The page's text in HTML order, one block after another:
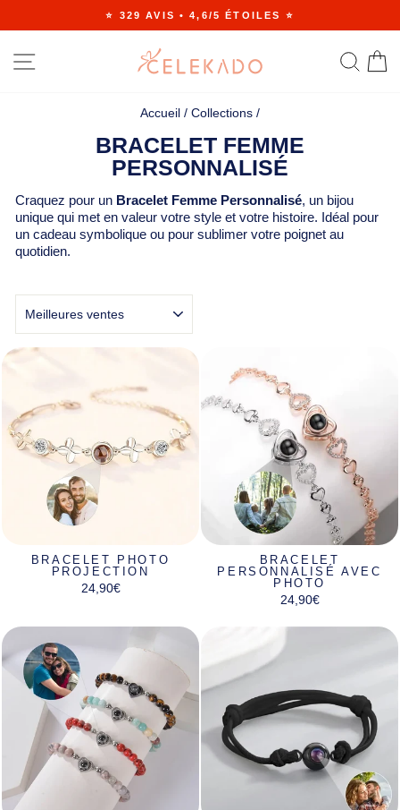
Diaporama
⭐ 329 AVIS • 4,6/5 ÉTOILES ⭐
NAVIGATION
Accueil / Collections /
BRACELET FEMME
PERSONNALISÉ
Craquez pour un Bracelet Femme Personnalisé, un bijou
unique qui met en valeur votre style et votre histoire. Idéal pour
un cadeau symbolique ou pour sublimer votre poignet au
quotidien.
BRACELET PHOTO
PROJECTION
24,90€
BRACELET
PERSONNALISÉ AVEC
PHOTO
24,90€